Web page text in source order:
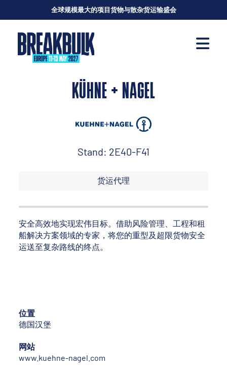
全球规模最大的项目货物与散杂货运输盛会
KÜHNE + NAGEL
Stand: 2E40-F41
货运代理
安全高效地实现宏伟目标。借助风险管理、工程和租
船解决方案领域的专家，将您的重型及超限货物安全
运送至复杂路线的终点。
位置
德国汉堡
网站
www.kuehne-nagel.com